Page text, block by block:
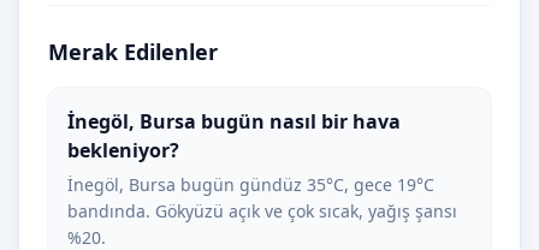
Merak Edilenler
İnegöl, Bursa bugün nasıl bir hava
bekleniyor?
İnegöl, Bursa bugün gündüz 35°C, gece 19°C
bandında. Gökyüzü açık ve çok sıcak, yağış şansı
%20.